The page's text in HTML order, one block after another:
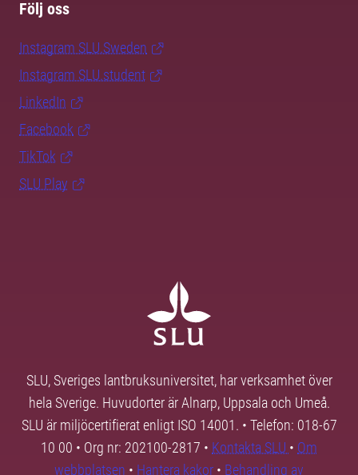
Följ oss
Instagram SLU.Sweden
Instagram SLU.student
LinkedIn
Facebook
TikTok
SLU Play
SLU, Sveriges lantbruksuniversitet, har verksamhet över
hela Sverige. Huvudorter är Alnarp, Uppsala och Umeå.
SLU är miljöcertifierat enligt ISO 14001. • Telefon: 018-67
10 00 • Org nr: 202100-2817 • Kontakta SLU • Om
webbplatsen • Hantera kakor • Behandling av